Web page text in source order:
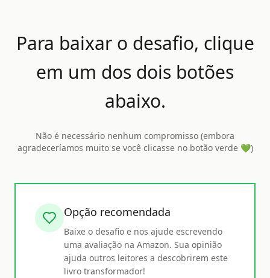
Para baixar o desafio, clique
em um dos dois botões
abaixo.
Não é necessário nenhum compromisso (embora
agradeceríamos muito se você clicasse no botão verde 💚)
Opção recomendada
Baixe o desafio e nos ajude escrevendo
uma avaliação na Amazon. Sua opinião
ajuda outros leitores a descobrirem este
livro transformador!